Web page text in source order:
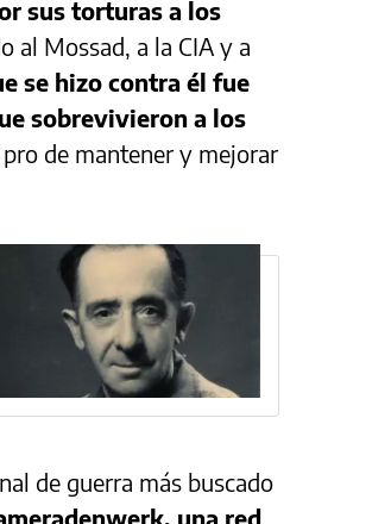
sus torturas a los
al Mossad, a la CIA y a
se hizo contra él fue
sobrevivieron a los
pro de mantener y mejorar
de guerra más buscado
una red